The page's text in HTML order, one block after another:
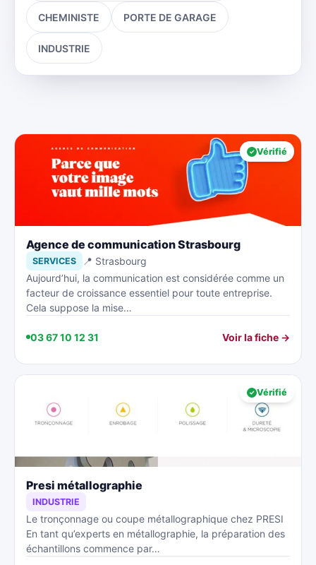
CHEMINISTE PORTE DE GARAGE
INDUSTRIE
Vérifié
Agence de communication Strasbourg
SERVICES
📍 Strasbourg
Aujourd’hui, la communication est considérée comme un
facteur de croissance essentiel pour toute entreprise.
Cela suppose la mise…
03 67 10 12 31 Voir la fiche →
Vérifié
Presi métallographie
INDUSTRIE
Le tronçonnage ou coupe métallographique chez PRESI
En tant qu’experts en métallographie, la préparation des
échantillons commence par…